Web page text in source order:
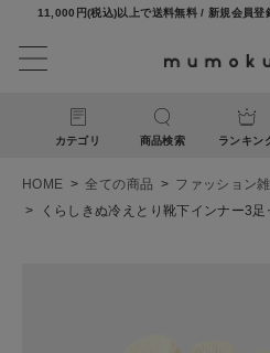
11,000円(税込)以上で送料無料 / 新規会員登
カテゴリ 商品検索 ランキン
HOME 全ての商品 ファッション
くらしきぬ冷えとり靴下インナー3足